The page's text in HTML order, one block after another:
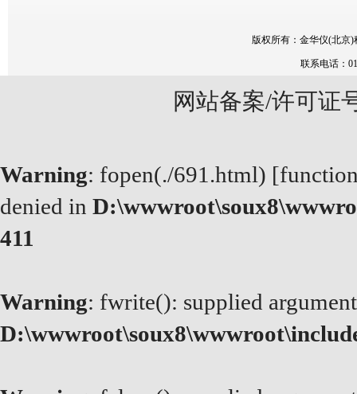
版权所有： 金华仪(北京
联系电话：
网站备案/许可证
Warning: fopen(./691.html) [
denied in
411
Warning: fwrite(): supplied